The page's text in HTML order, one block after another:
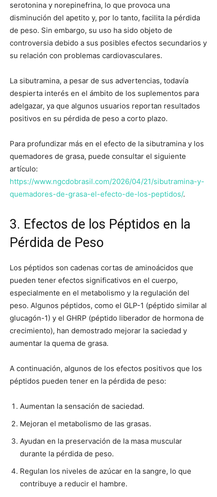
serotonina y norepinefrina, lo que provoca una
disminución del apetito y, por lo tanto, facilita la pérdida
de peso. Sin embargo, su uso ha sido objeto de
controversia debido a sus posibles efectos secundarios y
su relación con problemas cardiovasculares.
La sibutramina, a pesar de sus advertencias, todavía
despierta interés en el ámbito de los suplementos para
adelgazar, ya que algunos usuarios reportan resultados
positivos en su pérdida de peso a corto plazo.
Para profundizar más en el efecto de la sibutramina y los
quemadores de grasa, puede consultar el siguiente
artículo:
https://www.ngcdobrasil.com/2026/04/21/sibutramina-y-
quemadores-de-grasa-el-efecto-de-los-peptidos/.
3. Efectos de los Péptidos en la
Pérdida de Peso
Los péptidos son cadenas cortas de aminoácidos que
pueden tener efectos significativos en el cuerpo,
especialmente en el metabolismo y la regulación del
peso. Algunos péptidos, como el GLP-1 (péptido similar al
glucagón-1) y el GHRP (péptido liberador de hormona de
crecimiento), han demostrado mejorar la saciedad y
aumentar la quema de grasa.
A continuación, algunos de los efectos positivos que los
péptidos pueden tener en la pérdida de peso:
Aumentan la sensación de saciedad.
Mejoran el metabolismo de las grasas.
Ayudan en la preservación de la masa muscular
durante la pérdida de peso.
Regulan los niveles de azúcar en la sangre, lo que
contribuye a reducir el hambre.